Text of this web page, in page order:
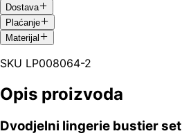
Dostava
Plaćanje
Materijal
SKU LP008064-2
Opis proizvoda
Dvodjelni lingerie bustier set